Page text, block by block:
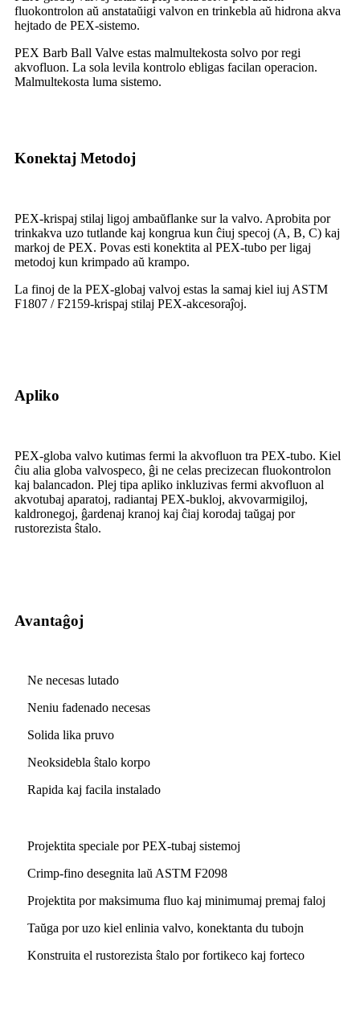
fluokontrolon aŭ anstataŭigi valvon en trinkebla aŭ hidrona akva
hejtado de PEX-sistemo.
PEX Barb Ball Valve estas malmultekosta solvo por regi
akvofluon. La sola levila kontrolo ebligas facilan operacion.
Malmultekosta luma sistemo.
Konektaj Metodoj
PEX-krispaj stilaj ligoj ambaŭflanke sur la valvo. Aprobita por
trinkakva uzo tutlande kaj kongrua kun ĉiuj specoj (A, B, C) kaj
markoj de PEX. Povas esti konektita al PEX-tubo per ligaj
metodoj kun krimpado aŭ krampo.
La finoj de la PEX-globaj valvoj estas la samaj kiel iuj ASTM
F1807 / F2159-krispaj stilaj PEX-akcesoraĵoj.
Apliko
PEX-globa valvo kutimas fermi la akvofluon tra PEX-tubo. Kiel
ĉiu alia globa valvospeco, ĝi ne celas precizecan fluokontrolon
kaj balancadon. Plej tipa apliko inkluzivas fermi akvofluon al
akvotubaj aparatoj, radiantaj PEX-bukloj, akvovarmigiloj,
kaldronegoj, ĝardenaj kranoj kaj ĉiaj korodaj taŭgaj por
rustorezista ŝtalo.
Avantaĝoj
Ne necesas lutado
Neniu fadenado necesas
Solida lika pruvo
Neoksidebla ŝtalo korpo
Rapida kaj facila instalado
Projektita speciale por PEX-tubaj sistemoj
Crimp-fino desegnita laŭ ASTM F2098
Projektita por maksimuma fluo kaj minimumaj premaj faloj
Taŭga por uzo kiel enlinia valvo, konektanta du tubojn
Konstruita el rustorezista ŝtalo por fortikeco kaj forteco